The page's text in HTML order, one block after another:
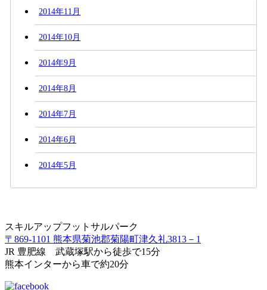
2014年11月
2014年10月
2014年9月
2014年8月
2014年7月
2014年6月
2014年5月
スキルアップフットサルパーク
〒869-1101 熊本県菊池郡菊陽町津久礼3813－1
JR 豊肥線 武蔵塚駅から徒歩で15分
熊本インターから車で約20分